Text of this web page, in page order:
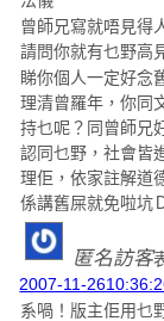
曾師兄寫就唔見得
請問你就有乜野高
睇你個人一定好念
理清曾羅年，你同
持乜呢？同曾師兄
認同乜野，社會皆
理佢，依家註解道
係講舊屎就免啦坑
匿名訪客
2007-11-
系喎！版主佢用乜